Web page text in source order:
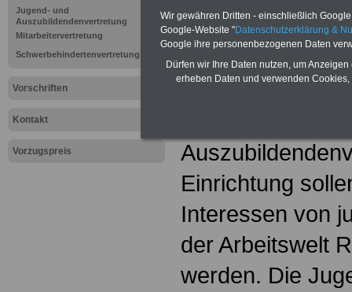
Jugend- und
Auszubildendenvertretung
Mitarbeitervertretung
Schwerbehindertenvertretung
Vorschriften
Kontakt
Vorzugspreis
Auszubildende
wählen in
Einrichtung
Interessen von
der Arbeitswelt
werden. Die
Wir gewähren Dritten - einschließlich
Google-Website "Datenschutzerklärung &
Google ihre personenbezogenen Daten
Dürfen wir Ihre Daten nutzen, um
erheben Daten und verwenden